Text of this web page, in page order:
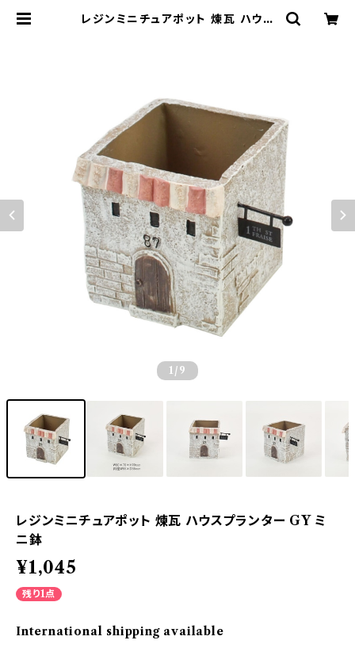
レジンミニチュアポット 煉瓦 ハウス
1 /9
レジンミニチュアポット 煉瓦 ハウスプランター GY ミ
ニ鉢
¥1,045
残り1点
International shipping available